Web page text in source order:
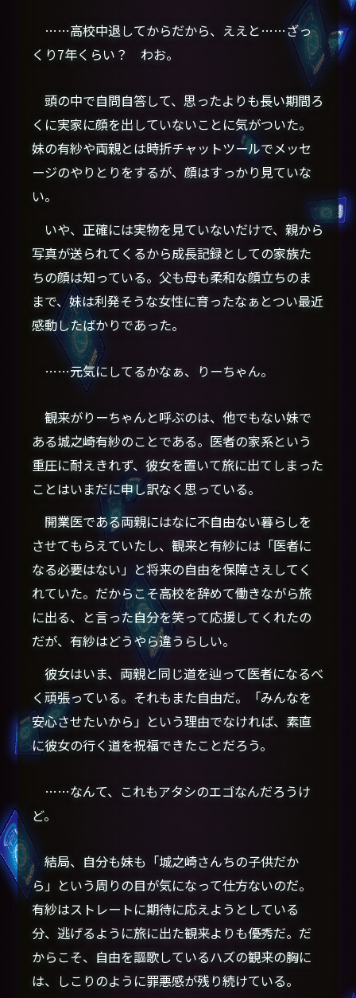
……高校中退してからだから、ええと……ざっ
くり7年くらい？ わお。
頭の中で自問自答して、思ったよりも長い期間ろ
くに実家に顔を出していないことに気がついた。
妹の有紗や両親とは時折チャットツールでメッセ
ージのやりとりをするが、顔はすっかり見ていな
い。
いや、正確には実物を見ていないだけで、親から
写真が送られてくるから成長記録としての家族た
ちの顔は知っている。父も母も柔和な顔立ちのま
まで、妹は利発そうな女性に育ったなぁとつい最近
感動したばかりであった。
……元気にしてるかなぁ、りーちゃん。
観来がりーちゃんと呼ぶのは、他でもない妹で
ある城之崎有紗のことである。医者の家系という
重圧に耐えきれず、彼女を置いて旅に出てしまった
ことはいまだに申し訳なく思っている。
開業医である両親にはなに不自由ない暮らしを
させてもらえていたし、観来と有紗には「医者に
なる必要はない」と将来の自由を保障さえしてく
れていた。だからこそ高校を辞めて働きながら旅
に出る、と言った自分を笑って応援してくれたの
だが、有紗はどうやら違うらしい。
彼女はいま、両親と同じ道を辿って医者になるべ
く頑張っている。それもまた自由だ。「みんなを
安心させたいから」という理由でなければ、素直
に彼女の行く道を祝福できたことだろう。
……なんて、これもアタシのエゴなんだろうけ
ど。
結局、自分も妹も「城之崎さんちの子供だか
ら」という周りの目が気になって仕方ないのだ。
有紗はストレートに期待に応えようとしている
分、逃げるように旅に出た観来よりも優秀だ。だ
からこそ、自由を謳歌しているハズの観来の胸に
は、しこりのように罪悪感が残り続けている。